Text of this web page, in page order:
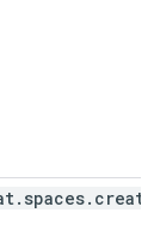
. spaces. create